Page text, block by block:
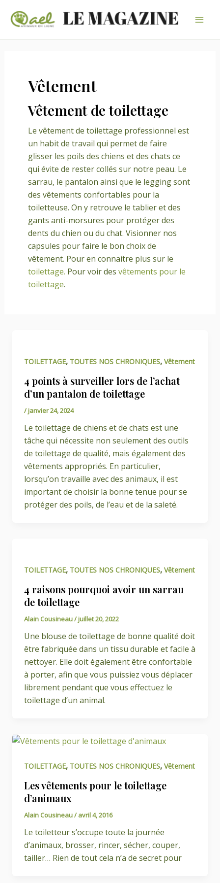
Vêtement
Vêtement de toilettage
Le vêtement de toilettage professionnel est
un habit de travail qui permet de faire
glisser les poils des chiens et des chats ce
qui évite de rester collés sur notre peau. Le
sarrau, le pantalon ainsi que le legging sont
des vêtements confortables pour la
toiletteuse. On y retrouve le tablier et des
gants anti-morsures pour protéger des
dents du chien ou du chat. Visionner nos
capsules pour faire le bon choix de
vêtement. Pour en connaitre plus sur le
toilettage. Pour voir des vêtements pour le
toilettage.
TOILETTAGE, TOUTES NOS CHRONIQUES, Vêtement
4 points à surveiller lors de l’achat
d’un pantalon de toilettage
/janvier 24, 2024
Le toilettage de chiens et de chats est une
tâche qui nécessite non seulement des outils
de toilettage de qualité, mais également des
vêtements appropriés. En particulier,
lorsqu’on travaille avec des animaux, il est
important de choisir la bonne tenue pour se
protéger des poils, de l’eau et de la saleté.
TOILETTAGE, TOUTES NOS CHRONIQUES, Vêtement
4 raisons pourquoi avoir un sarrau
de toilettage
Alain Cousineau/juillet 20, 2022
Une blouse de toilettage de bonne qualité doit
être fabriquée dans un tissu durable et facile à
nettoyer. Elle doit également être confortable
à porter, afin que vous puissiez vous déplacer
librement pendant que vous effectuez le
toilettage d’un animal.
TOILETTAGE, TOUTES NOS CHRONIQUES, Vêtement
Les vêtements pour le toilettage
d’animaux
Alain Cousineau/ avril 4, 2016
Le toiletteur s’occupe toute la journée
d’animaux, brosser, rincer, sécher, couper,
tailler… Rien de tout cela n’a de secret pour